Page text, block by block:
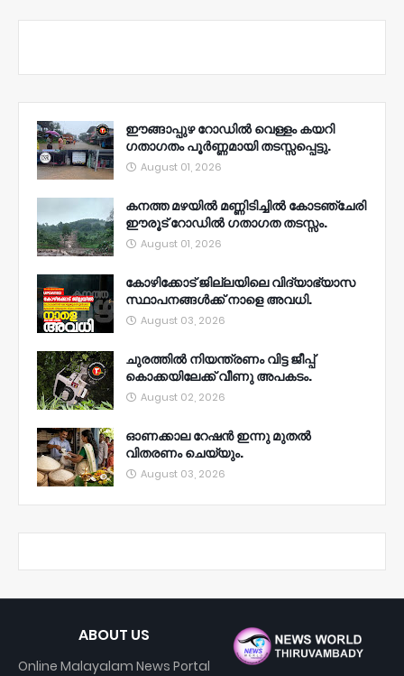
ഈങ്ങാപ്പുഴ റോഡിൽ വെള്ളം കയറി
ഗതാഗതം പൂർണ്ണമായി തടസ്സപ്പെട്ടു.
August 01, 2026
കനത്ത മഴയിൽ മണ്ണിടിച്ചിൽ കോടഞ്ചേരി
ഈരൂട് റോഡിൽ ഗതാഗത തടസ്സം.
August 01, 2026
കോഴിക്കോട് ജില്ലയിലെ വിദ്യാഭ്യാസ
സ്ഥാപനങ്ങൾക്ക് നാളെ അവധി.
August 03, 2026
ചുരത്തിൽ നിയന്ത്രണം വിട്ട ജീപ്പ്
കൊക്കയിലേക്ക് വീണു അപകടം.
August 02, 2026
ഓണക്കാല റേഷൻ ഇന്നു മുതല്‍
വിതരണം ചെയ്യും.
August 03, 2026
ABOUT US
Online Malayalam News Portal